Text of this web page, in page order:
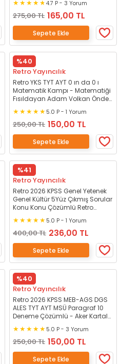
4.7 P - 3 Yorum
275,00 TL 165,00 TL
Sepete Ekle
%40
Retro Yayıncılık
Retro YKS TYT AYT 0 ın da 0 ı
Matematik Kampı - Matematiği
Fısıldayan Adam Volkan Önder
5.0 P - 1 Yorum
250,00 TL 150,00 TL
Sepete Ekle
%41
Retro Yayıncılık
Retro 2026 KPSS Genel Yetenek
Genel Kültür 5Yüz Çıkmış Sorular
Konu Konu Çözümlü Retro
5.0 P - 1 Yorum
400,00 TL 236,00 TL
Sepete Ekle
%40
Retro Yayıncılık
Retro 2026 KPSS MEB-AGS DGS
ALES TYT AYT MSÜ Paragraf 10
Deneme Çözümlü - Aker Kartal
5.0 P - 3 Yorum
250,00 TL 150,00 TL
Sepete Ekle